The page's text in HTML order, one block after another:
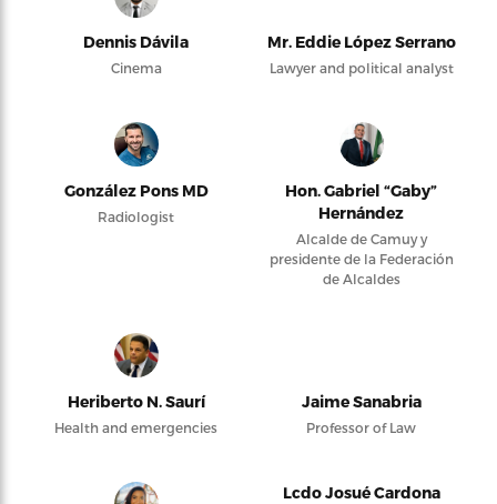
Dennis Dávila
Cinema
Mr. Eddie López Serrano
Lawyer and political analyst
González Pons MD
Radiologist
Hon. Gabriel “Gaby”
Hernández
Alcalde de Camuy y
presidente de la Federación
de Alcaldes
Heriberto N. Saurí
Health and emergencies
Jaime Sanabria
Professor of Law
Lcdo Josué Cardona